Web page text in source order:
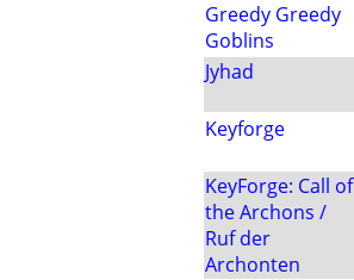
Greedy Greedy
Goblins
Jyhad
Keyforge
KeyForge: Call of
the Archons /
Ruf der
Archonten